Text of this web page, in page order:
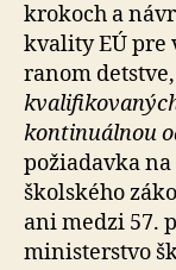
krokoch a
kvality EÚ pre
ranom
kontinuálnou
požiadavka
školského
ani medzi 57.
ministerstvo